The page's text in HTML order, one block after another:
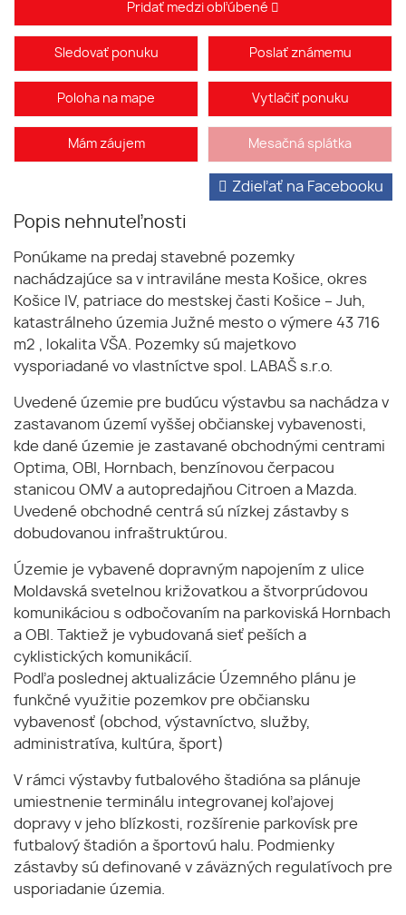
Pridať medzi obľúbené
Sledovať ponuku Poslať známemu
Poloha na mape Vytlačiť ponuku
Mám záujem Mesačná splátka
Popis nehnuteľnosti
Zdieľať na Facebooku
Ponúkame na predaj stavebné pozemky
nachádzajúce sa v intraviláne mesta Košice, okres
Košice IV, patriace do mestskej časti Košice – Juh,
katastrálneho územia Južné mesto o výmere 43 716
m2 , lokalita VŠA. Pozemky sú majetkovo
vysporiadané vo vlastníctve spol. LABAŠ s.r.o.
Uvedené územie pre budúcu výstavbu sa nachádza v
zastavanom území vyššej občianskej vybavenosti,
kde dané územie je zastavané obchodnými centrami
Optima, OBI, Hornbach, benzínovou čerpacou
stanicou OMV a autopredajňou Citroen a Mazda.
Uvedené obchodné centrá sú nízkej zástavby s
dobudovanou infraštruktúrou.
Územie je vybavené dopravným napojením z ulice
Moldavská svetelnou križovatkou a štvorprúdovou
komunikáciou s odbočovaním na parkoviská Hornbach
a OBI. Taktiež je vybudovaná sieť peších a
cyklistických komunikácií.
Podľa poslednej aktualizácie Územného plánu je
funkčné využitie pozemkov pre občiansku
vybavenosť (obchod, výstavníctvo, služby,
administratíva, kultúra, šport)
V rámci výstavby futbalového štadióna sa plánuje
umiestnenie terminálu integrovanej koľajovej
dopravy v jeho blízkosti, rozšírenie parkovísk pre
futbalový štadión a športovú halu. Podmienky
zástavby sú definované v záväzných regulatívoch pre
usporiadanie územia.